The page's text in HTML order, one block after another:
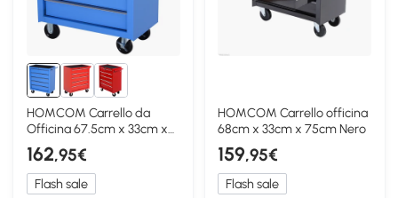
HOMCOM Carrello da
Officina 67.5cm x 33cm x
77cm Blu
162,95€
Flash sale
HOMCOM Carrello officina
68cm x 33cm x 75cm Nero
159,95€
Flash sale